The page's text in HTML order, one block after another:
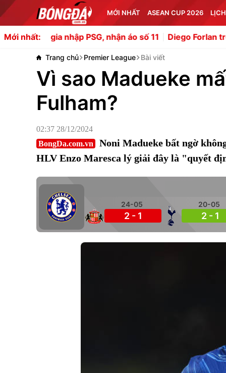
MỚI NHẤT ASEAN CUP 2026
Mới nhất:PSG, nhận áo số 11 Diego Forlan trở thành tân
Trang chủ Premier League Bài viết
Vì sao Madueke
Fulham?
02:37 28/12/2024
BongDa.com.vn
Noni Madueke bất ngờ
HLV Enzo Maresca lý giải đây là "quyết
24-05
2 - 1
20-05
2 - 1